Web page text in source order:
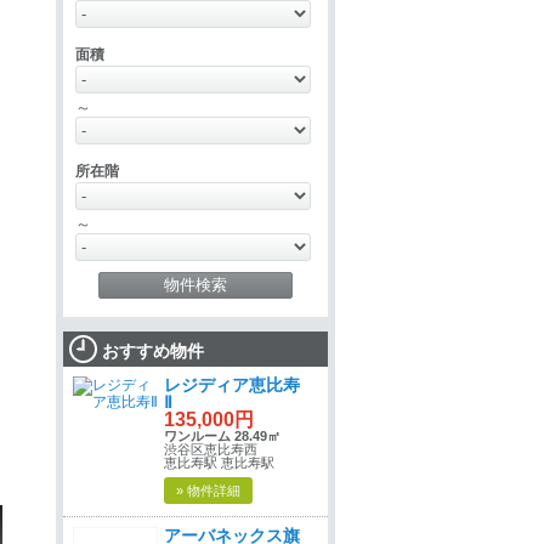
面積
～
所在階
～
おすすめ物件
レジディア恵比寿
Ⅱ
135,000円
ワンルーム 28.49㎡
渋谷区恵比寿西
恵比寿駅 恵比寿駅
» 物件詳細
アーバネックス旗